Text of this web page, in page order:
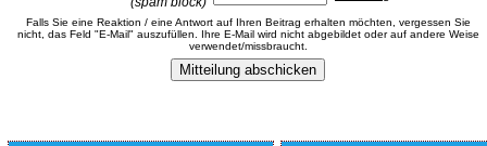
Falls Sie eine Reaktion / eine Antwort auf Ihren Beitrag erhalten möchten, vergessen Sie
nicht, das Feld "E-Mail" auszufüllen. Ihre E-Mail wird nicht abgebildet oder auf andere Weise
verwendet/missbraucht.